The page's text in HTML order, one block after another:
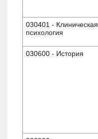
030401 - Клиническая
психология
030600 - История